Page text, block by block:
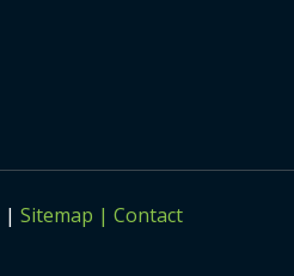
| Sitemap | Contact